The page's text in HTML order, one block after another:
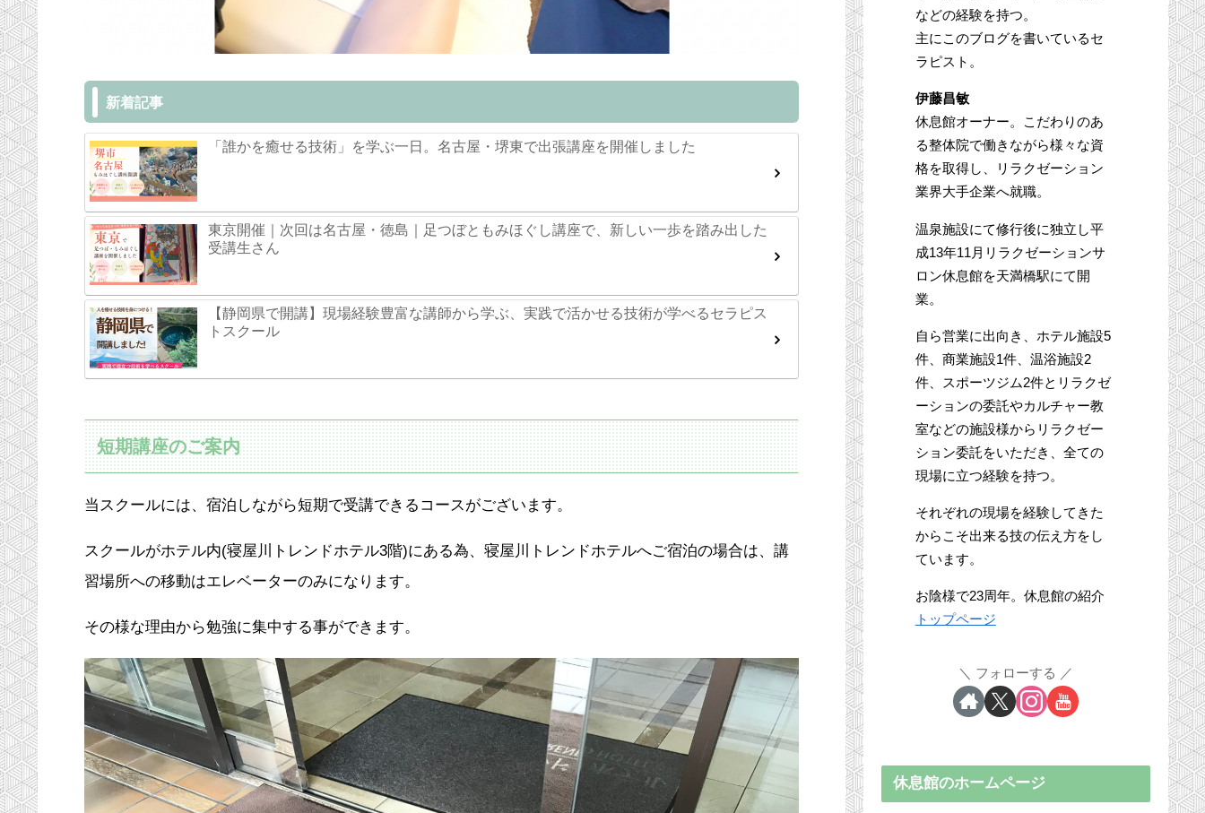
新着記事
「誰かを癒せる技術」を学ぶ一日。名古屋・堺東で出張講座を開催しました
東京開催｜次回は名古屋・徳島｜足つぼともみほぐし講座で、新しい一歩を踏み出した
受講生さん
【静岡県で開講】現場経験豊富な講師から学ぶ、実践で活かせる技術が学べるセラピス
トスクール
短期講座のご案内
当スクールには、宿泊しながら短期で受講できるコースがございます。
スクールがホテル内(寝屋川トレンドホテル3階)にある為、寝屋川トレンドホテルへご宿泊の場合は、講
習場所への移動はエレベーターのみになります。
その様な理由から勉強に集中する事ができます。
などの経験を持つ。
主にこのブログを書いているセ
ラピスト。
伊藤昌敏
休息館オーナー。こだわりのあ
る整体院で働きながら様々な資
格を取得し、リラクゼーション
業界大手企業へ就職。
温泉施設にて修行後に独立し平
成13年11月リラクゼーションサ
ロン休息館を天満橋駅にて開
業。
自ら営業に出向き、ホテル施設5
件、商業施設1件、温浴施設2
件、スポーツジム2件とリラクゼ
ーションの委託やカルチャー教
室などの施設様からリラクゼー
ション委託をいただき、全ての
現場に立つ経験を持つ。
それぞれの現場を経験してきた
からこそ出来る技の伝え方をし
ています。
お陰様で23周年。休息館の紹介
トップページ
フォローする
休息館のホームページ